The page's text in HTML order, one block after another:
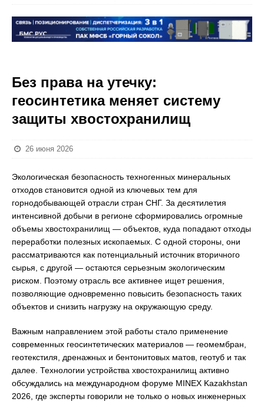
Без права на утечку:
геосинтетика меняет систему
защиты хвостохранилищ
26 июня 2026
Экологическая безопасность техногенных минеральных
отходов становится одной из ключевых тем для
горнодобывающей отрасли стран СНГ. За десятилетия
интенсивной добычи в регионе сформировались огромные
объемы хвостохранилищ — объектов, куда попадают отходы
переработки полезных ископаемых. С одной стороны, они
рассматриваются как потенциальный источник вторичного
сырья, с другой — остаются серьезным экологическим
риском. Поэтому отрасль все активнее ищет решения,
позволяющие одновременно повысить безопасность таких
объектов и снизить нагрузку на окружающую среду.
Важным направлением этой работы стало применение
современных геосинтетических материалов — геомембран,
геотекстиля, дренажных и бентонитовых матов, геотуб и так
далее. Технологии устройства хвостохранилищ активно
обсуждались на международном форуме MINEX Kazakhstan
2026, где эксперты говорили не только о новых инженерных